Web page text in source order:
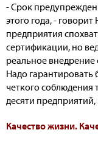
- Срок
этого года, -
предприятия
сертификации, но
реальное внедрение
Надо гарантировать
четкого соблюдения
десяти
Качество жизни.